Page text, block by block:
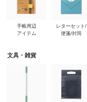
手帳周辺
アイテム
レターセット/
便箋/封筒
文具・雑貨